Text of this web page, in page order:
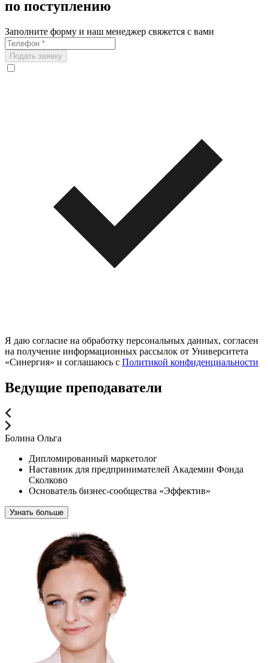
по поступлению
Заполните форму и наш менеджер свяжется с вами
Подать заявку
Я даю согласие на обработку персональных данных, согласен
на получение информационных рассылок от Университета
«Синергия» и соглашаюсь c Политикой конфиденциальности
Ведущие преподаватели
Болина Ольга
Дипломированный маркетолог
Наставник для предпринимателей Академии Фонда
Сколково
Основатель бизнес-сообщества «Эффектив»
Узнать больше